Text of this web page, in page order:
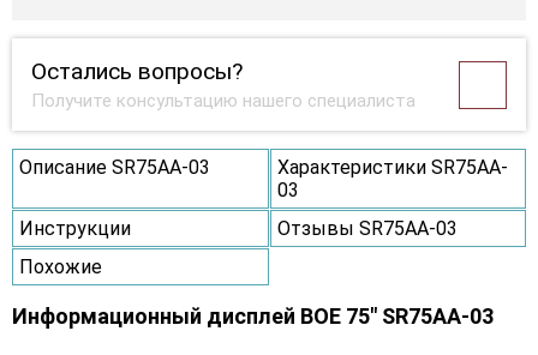
Остались вопросы?
Получите консультацию нашего специалиста
Описание SR75AA-03
Характеристики SR75AA-
03
Инструкции
Отзывы SR75AA-03
Похожие
Информационный дисплей BOE 75" SR75AA-03